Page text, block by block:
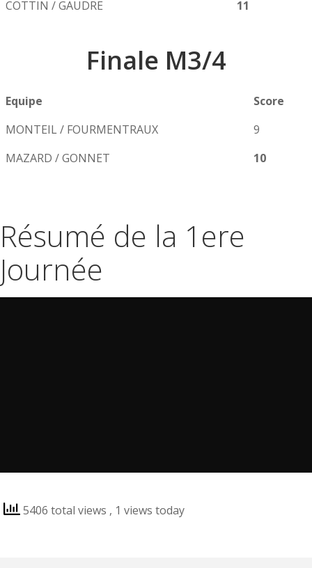
COTTIN / GAUDRE
11
Finale M3/4
Equipe
Score
MONTEIL / FOURMENTRAUX
9
MAZARD / GONNET
10
Résumé de la 1ere
Journée
5406 total views , 1 views today